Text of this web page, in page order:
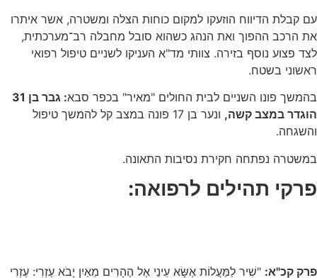
עם קבלת הדיווח הוזעקו למקום כוחות הצלה ומשטרה, אשר איתרו
את הרכב ההפוך ואת הנהג כשהוא סובל מחבלה רב־מערכתית,
לצד פצוע נוסף בזירה. צוותי מד"א העניקו לשניים טיפול רפואי
ראשוני בשטח.
בהמשך פונו השניים לבית החולים "מאיר" בכפר סבא
: גבר בן 31
הוגדר במצב קשה,
ונער בן 17 פונה במצב קל להמשך טיפול
והשגחה.
במשטרה נפתחה חקירת נסיבות התאונה.
פרקי תהילים לרפואה:
פרק קכ"א: "שִׁיר לַמַּעֲלוֹת אֶשָּׂא עֵינַי אֶל הֶהָרִים מֵאַיִן יָבֹא עֶזְרִי: עֶזְרִי